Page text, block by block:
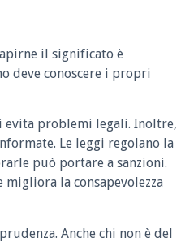
il significato è
deve conoscere i propri
evita problemi legali. Inoltre,
Le leggi regolano la
può portare a sanzioni.
la consapevolezza
Anche chi non è del